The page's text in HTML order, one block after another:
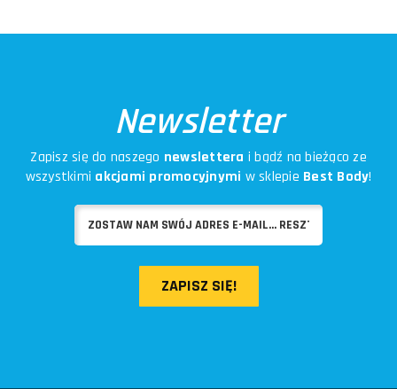
Newsletter
Zapisz się do naszego newslettera i bądź na bieżąco ze
wszystkimi akcjami promocyjnymi w sklepie Best Body!
ZAPISZ SIĘ!